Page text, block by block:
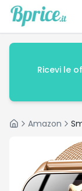
Ricevi le
HomeAmazon